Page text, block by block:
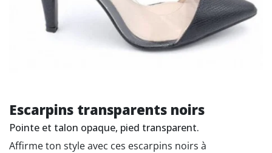
Escarpins transparents noirs
Pointe et talon opaque, pied transparent.
Affirme ton style avec ces escarpins noirs à